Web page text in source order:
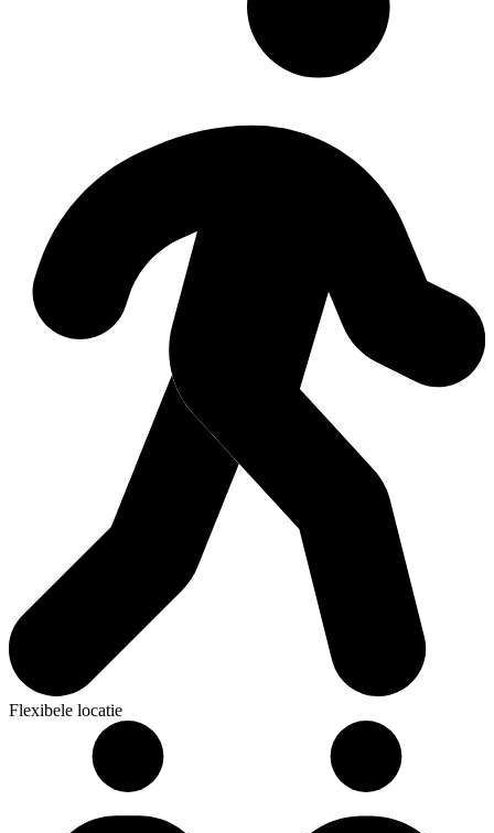
Flexibele locatie